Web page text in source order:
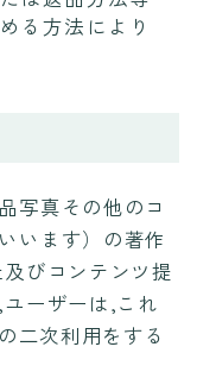
る方法により
写真その他のコ
います）の著作
びコンテンツ提
ーザーは,これ
二次利用をする